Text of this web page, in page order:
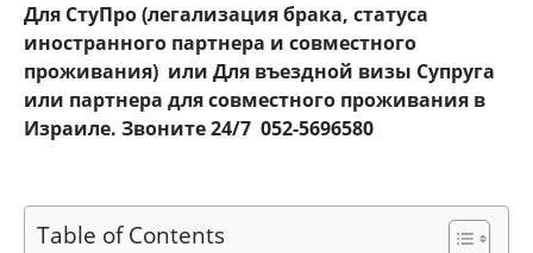
Для СтуПро (легализация брака, статуса
иностранного партнера и совместного
проживания) или Для въездной визы Супруга
или партнера для совместного проживания в
Израиле. Звоните 24/7 052-5696580
Table of Contents